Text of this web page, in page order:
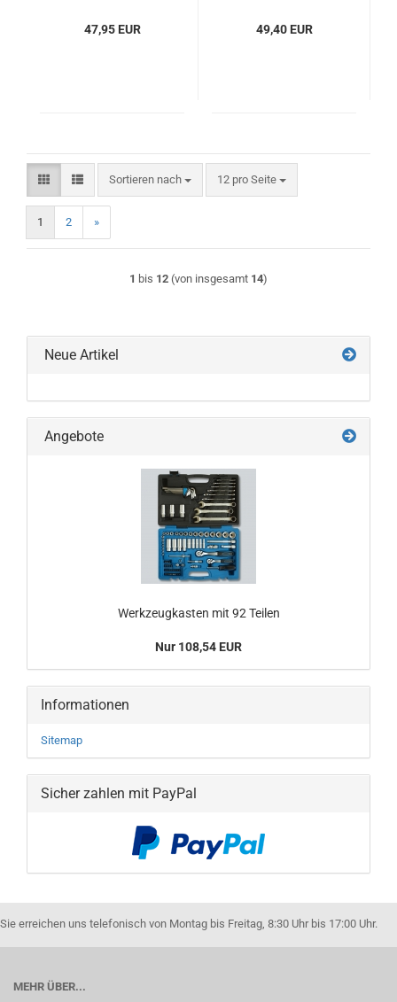
47,95 EUR 49,40 EUR
Sortieren nach
Sortieren nach 12 pro Seite
pro Seite
1 2 »
1 bis 12 (von insgesamt 14)
Neue Artikel
Angebote
Werkzeugkasten mit 92 Teilen
Nur 108,54 EUR
Informationen
Sitemap
Sicher zahlen mit PayPal
Sie erreichen uns telefonisch von Montag bis Freitag, 8:30 Uhr bis 17:00 Uhr.
MEHR ÜBER...